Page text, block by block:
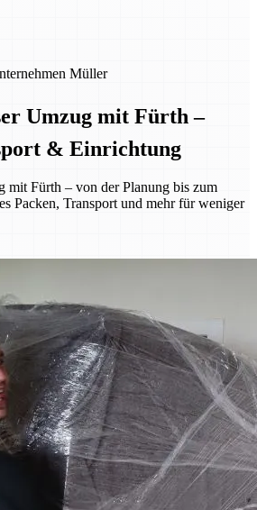
Müller
Umzug mit Fürth –
& Einrichtung
mit Fürth – von der Planung bis zum
Packen, Transport und mehr für weniger